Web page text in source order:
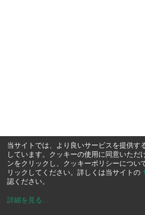
当サイトでは、より良いサービスを提供す
しています。クッキーの使用に同意いただ
ンをクリックし、クッキーポリシーについ
リックしてください。詳しくは当サイトの
認ください。
詳細を見る ...